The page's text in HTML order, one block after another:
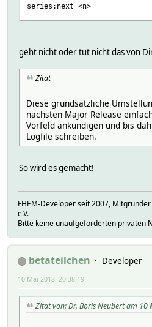
series:next=<n>
geht nicht oder tut nicht das von
Zitat
Diese grundsätzliche
nächsten Major Release
Vorfeld ankündigen und bis
Logfile schreiben.
So wird es gemacht!
FHEM-Developer seit 2007,
e.V.
Bitte keine unaufgeforderten privaten
betateilchen
Developer
10 Mai 2018, 20:38:19
Zitat von: Dr. Boris Neubert am 10